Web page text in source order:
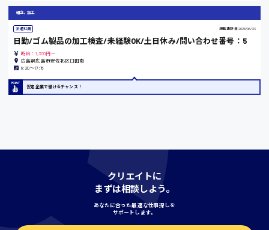
愛知県
埼玉県
組立、加工
派遣社員 掲載更新日 2026/06/23
日勤/ゴム製品の加工検査/未経験OK/土日休み/問い合わせ番号：5
時給：1,300円～
広島県広島市安佐北区口田南
8:30〜17:15
安定企業で働けるチャンス！
クリエイトに
まずは相談しよう。
あなたに合った最適な仕事探しを
サポートします。